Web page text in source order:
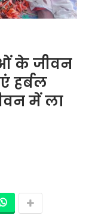
के जीवन
हर्बल
में ला